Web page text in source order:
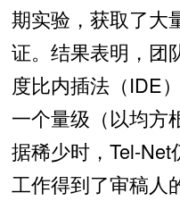
期实验，获取了大
证。结果表明，团
度比内插法（IDE
一个量级（以均方
据稀少时，Tel-
工作得到了审稿人